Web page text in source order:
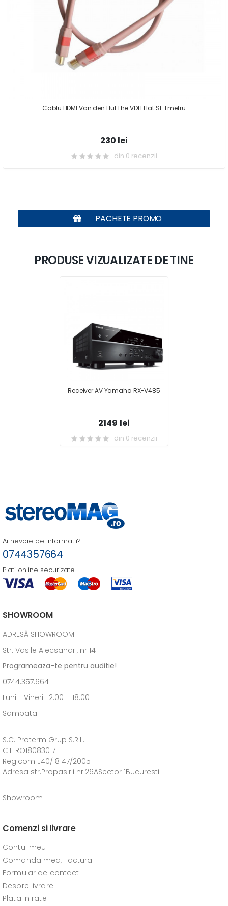
Cablu HDMI Van den Hul The VDH Flat SE 1 metru
230 lei
din 0 recenzii
PACHETE PROMO
PRODUSE VIZUALIZATE DE TINE
Receiver AV Yamaha RX-V485
2149 lei
din 0 recenzii
Ai nevoie de informatii?
0744357664
Plati online securizate
SHOWROOM
ADRESĂ SHOWROOM
Str. Vasile Alecsandri, nr 14
Programeaza-te pentru auditie!
0744.357.664
Luni - Vineri: 12:00 – 18.00
Sambata
S.C. Proterm Grup S.R.L.
CIF RO18083017
Reg.com J40/18147/2005
Adresa str.Propasirii nr.26ASector 1Bucuresti
Showroom
Comenzi si livrare
Contul meu
Comanda mea, Factura
Formular de contact
Despre livrare
Plata in rate